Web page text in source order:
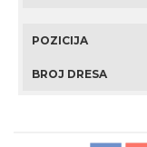
POZICIJA
BROJ DRESA